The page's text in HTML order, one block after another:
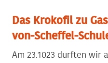
Das Krokofil zu
von-Scheffel-
Am 23.1023 durften wir